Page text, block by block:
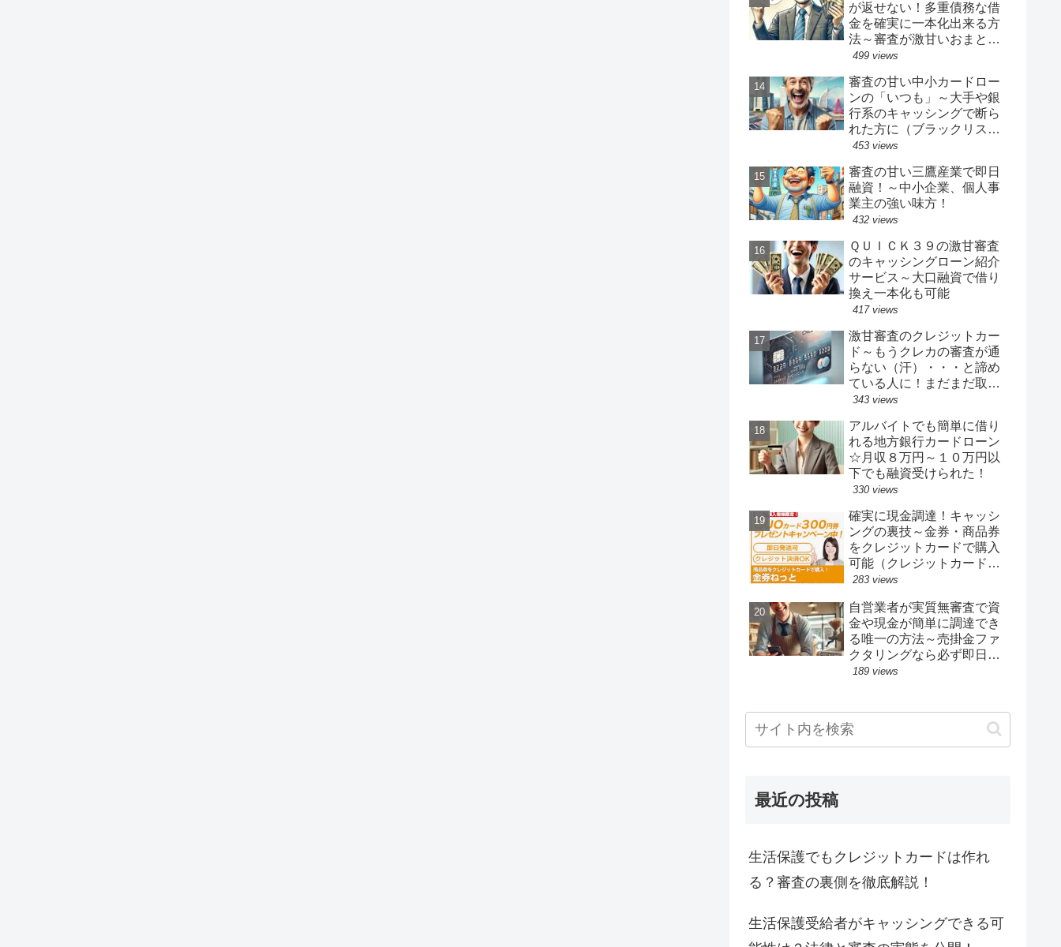
が返せない！多重債務な借
金を確実に一本化出来る方
法～審査が激甘いおまとめ
ローンのお出ましです～♪
499 views
審査の甘い中小カードロー
ンの「いつも」～大手や銀
行系のキャッシングで断ら
れた方に（ブラックリス
ト、おまとめ、アルバイト
453 views
審査の甘い三鷹産業で即日
融資！～中小企業、個人事
業主の強い味方！
432 views
ＱＵＩＣＫ３９の激甘審査
のキャッシングローン紹介
サービス～大口融資で借り
換え一本化も可能
417 views
激甘審査のクレジットカー
ド～もうクレカの審査が通
らない（汗）・・・と諦め
ている人に！まだまだ取得
が簡単なクレジットカード
343 views
アルバイトでも簡単に借り
れる地方銀行カードローン
☆月収８万円～１０万円以
下でも融資受けられた！
330 views
確実に現金調達！キャッシ
ングの裏技～金券・商品券
をクレジットカードで購入
可能（クレジットカード現
金化業者より安心お得）
283 views
自営業者が実質無審査で資
金や現金が簡単に調達でき
る唯一の方法～売掛金ファ
クタリングなら必ず即日振
込が可能！
189 views
最近の投稿
生活保護でもクレジットカードは作れ
る？審査の裏側を徹底解説！
生活保護受給者がキャッシングできる可